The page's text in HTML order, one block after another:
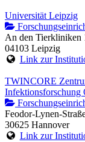
Universität Leipzig
An den Tierkliniken
04103 Leipzig
Link zur
TWINCORE
Infektionsforschung
Feodor-Lynen-
30625 Hannover
Link zur